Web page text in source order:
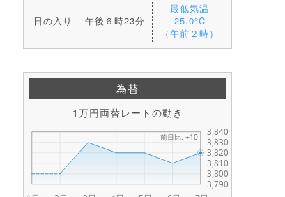
日の入り 午後６時23分
最低気温
25.0°C
（午前２時）
為替
1万円両替レートの動き